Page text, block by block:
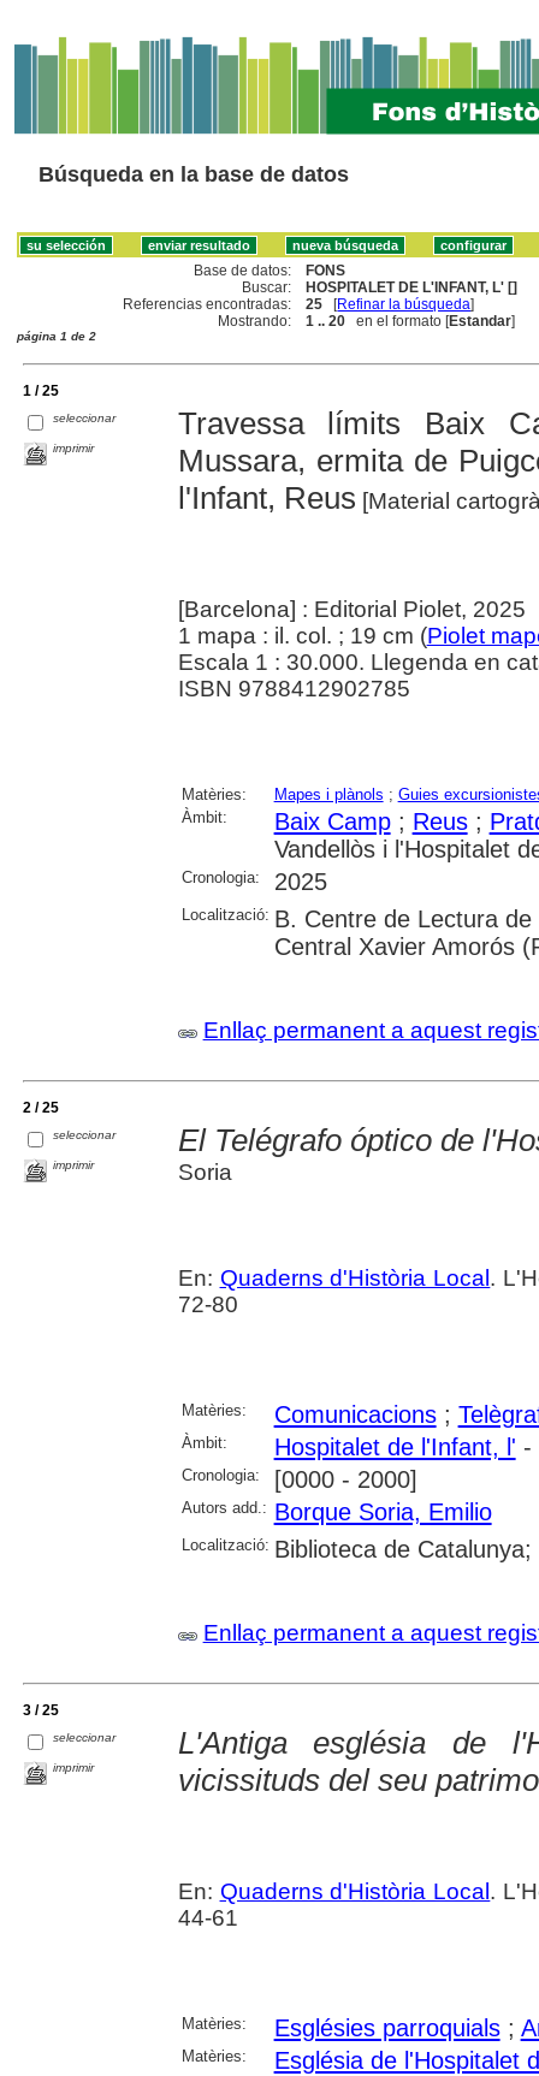
Búsqueda en la base de datos
Base de datos:
FONS
Buscar:
HOSPITALET DE L'INFANT, L' []
Referencias encontradas:
25 [Refinar la búsqueda]
Mostrando:
1 .. 20 en el formato [Estandar]
página 1 de 2
1 / 25
seleccionar
imprimir
Travessa límits Baix
Mussara, ermita de
l'Infant, Reus [Material
[Barcelona] : Editorial Piolet, 2025
1 mapa : il. col. ; 19 cm (Piolet
Escala 1 : 30.000. Llegenda en
ISBN 9788412902785
Matèries: Mapes i plànols ; Guies
Àmbit:
Baix Camp; Reus;
Vandellòs i l'Hospitalet
Cronologia: 2025
Localització: B. Centre de Lectura
Central Xavier Amorós
Enllaç permanent a aquest
2 / 25
seleccionar
imprimir
El Telégrafo óptico de
Soria
En: Quaderns d'Història Local .
72-80
Matèries: Comunicacions;
Àmbit: Hospitalet de l'Infant, l' -
Cronologia: [0000 - 2000]
Autors add.: Borque Soria, Emilio
Localització: Biblioteca de
Enllaç permanent a aquest
3 / 25
seleccionar
imprimir
L'Antiga església de
vicissituds del seu
En: Quaderns d'Història Local .
44-61
Matèries: Esglésies parroquials;
Matèries: Església de l'Hospitalet